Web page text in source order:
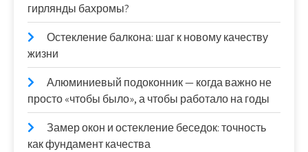
гирлянды бахромы?
Остекление балкона: шаг к новому качеству
жизни
Алюминиевый подоконник — когда важно не
просто «чтобы было», а чтобы работало на годы
Замер окон и остекление беседок: точность
как фундамент качества